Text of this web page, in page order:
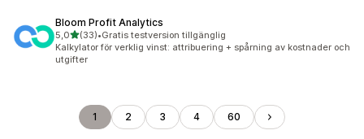
Bloom Profit Analytics
5,0av 5 stjärnor
(33)
33 recensioner totalt
•Gratis testversion tillgänglig
Kalkylator för verklig vinst: attribuering + spårning av kostnader och
utgifter
1 2 3 4 60